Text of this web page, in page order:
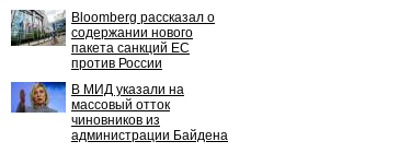
Bloomberg рассказал о
содержании нового
пакета санкций ЕС
против России
В МИД указали на
массовый отток
чиновников из
администрации Байдена